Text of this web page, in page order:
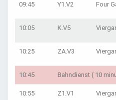
09:45 Y1.V2 Four
10:05 K.V5
10:25 ZA.V3
10:45 Bahndienst ( 10
10:55 Z1.V1